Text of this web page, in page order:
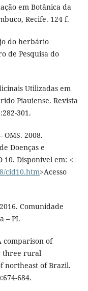
em Botânica da
Recife. 124 f.
do herbário
de Pesquisa do
Utilizadas em
Piauiense. Revista
301.
OMS. 2008.
Doenças e
10. Disponível em: <
cid10.htm>Acesso
Comunidade
– PI.
comparison of
three rural
northeast of Brazil.
684.